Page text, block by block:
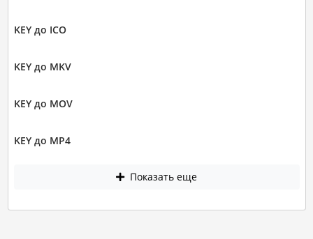
KEY до ICO
KEY до MKV
KEY до MOV
KEY до MP4
Показать еще